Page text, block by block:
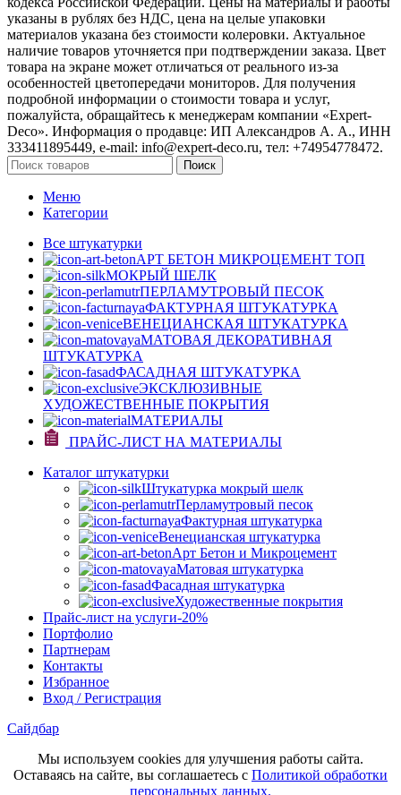
указаны в рублях без НДС, цена на целые упаковки
материалов указана без стоимости колеровки. Актуальное
наличие товаров уточняется при подтверждении заказа. Цвет
товара на экране может отличаться от реального из‑за
особенностей цветопередачи мониторов. Для получения
подробной информации о стоимости товара и услуг,
пожалуйста, обращайтесь к менеджерам компании «Expert-
Deco». Информация о продавце: ИП Александров А. А., ИНН
333411895449, e-mail: info@expert-deco.ru, тел: +74954778472.
Поиск
Меню
Категории
Все штукатурки
АРТ БЕТОН МИКРОЦЕМЕНТ ТОП
МОКРЫЙ ШЕЛК
ПЕРЛАМУТРОВЫЙ ПЕСОК
ФАКТУРНАЯ ШТУКАТУРКА
ВЕНЕЦИАНСКАЯ ШТУКАТУРКА
МАТОВАЯ ДЕКОРАТИВНАЯ
ШТУКАТУРКА
ФАСАДНАЯ ШТУКАТУРКА
ЭКСКЛЮЗИВНЫЕ
ХУДОЖЕСТВЕННЫЕ ПОКРЫТИЯ
МАТЕРИАЛЫ
ПРАЙС-ЛИСТ НА МАТЕРИАЛЫ
Каталог штукатурки
Штукатурка мокрый шелк
Перламутровый песок
Фактурная штукатурка
Венецианская штукатурка
Арт Бетон и Микроцемент
Матовая штукатурка
Фасадная штукатурка
Художественные покрытия
Прайс-лист на услуги-20%
Портфолио
Партнерам
Контакты
Избранное
Вход / Регистрация
Сайдбар
Мы используем cookies для улучшения работы сайта.
Оставаясь на сайте, вы соглашаетесь с Политикой обработки
персональных данных.